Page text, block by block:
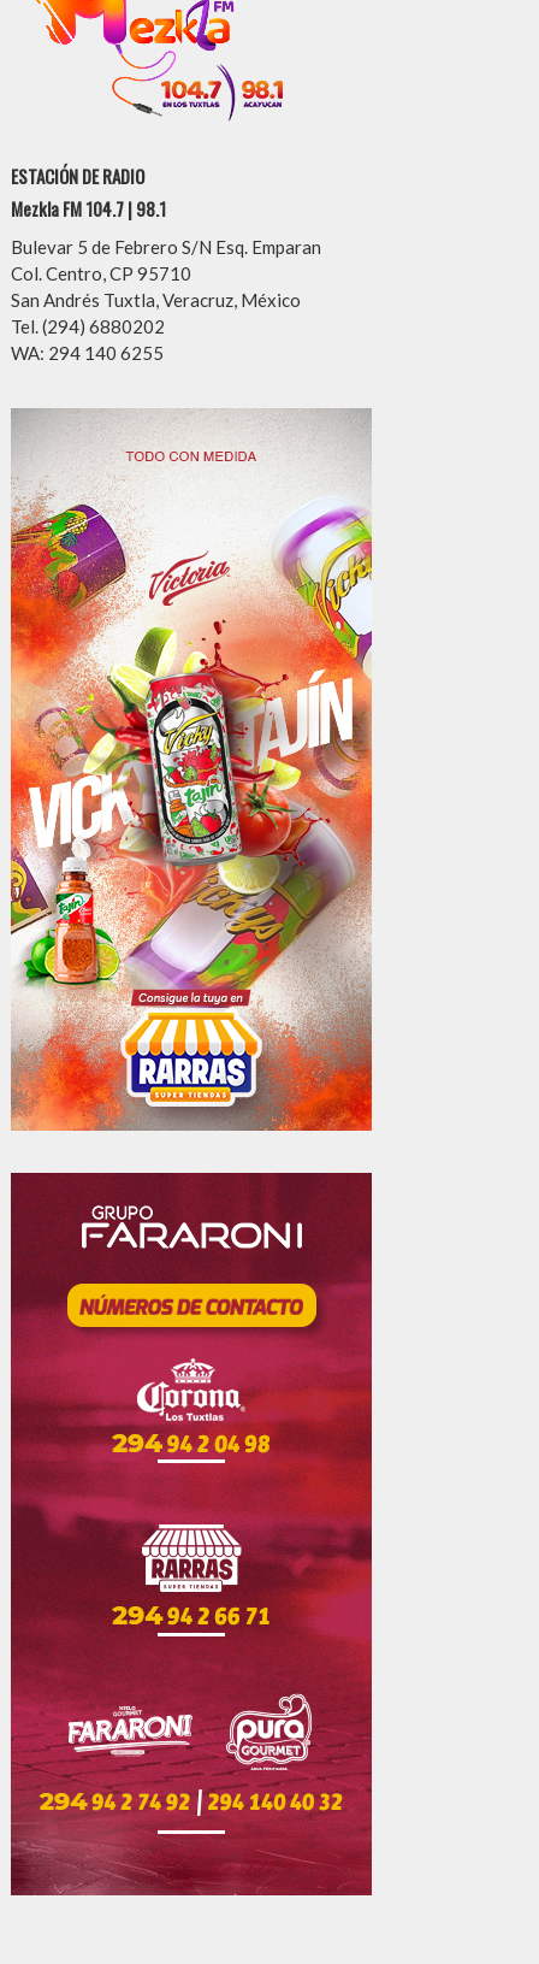
ESTACIÓN DE RADIO
Mezkla FM 104.7 | 98.1
Bulevar 5 de Febrero S/N Esq. Emparan
Col. Centro, CP 95710
San Andrés Tuxtla, Veracruz, México
Tel. (294) 6880202
WA: 294 140 6255